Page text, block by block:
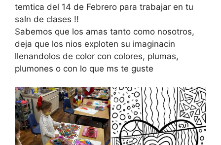
temtica del 14 de Febrero para trabajar en tu
saln de clases !!
Sabemos que los amas tanto como nosotros,
deja que los nios exploten su imaginacin
llenandolos de color con colores, plumas,
plumones o con lo que ms te guste